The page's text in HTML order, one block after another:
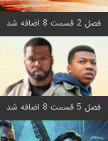
فصل 2 قسمت 8 اضافه شد
فصل 5 قسمت 8 اضافه شد